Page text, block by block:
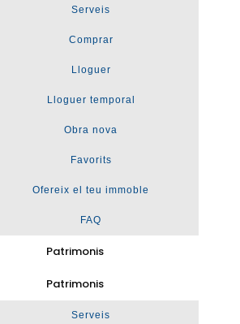
Serveis
Comprar
Lloguer
Lloguer temporal
Obra nova
Favorits
Ofereix el teu immoble
FAQ
Patrimonis
Patrimonis
Serveis